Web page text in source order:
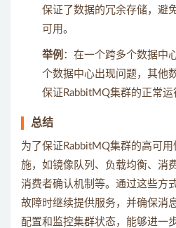
保证了数据的冗余存储，避
可用。
举例 ：在一个跨多个数据中
个数据中心出现问题，其他
保证RabbitMQ集群的正常运
总结
为了保证RabbitMQ集群的高可
施，如镜像队列、负载均衡、消
消费者确认机制等。通过这些方
故障时继续提供服务，并确保消
配置和监控集群状态，能够进一